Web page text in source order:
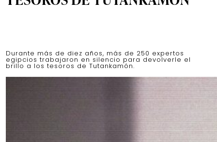
Durante más de diez años, más de 250 expertos
egipcios trabajaron en silencio para devolverle el
brillo a los tesoros de Tutankamón.